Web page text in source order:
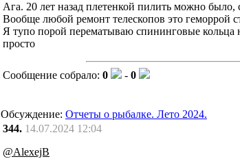
Ага. 20 лет назад плетенкой пилить можно было,
Вообще любой ремонт телескопов это геморрой
Я тупо порой перематываю спининговые кольца
просто
Сообщение собрало: 0 - 0
Обсуждение: Отчеты о рыбалке. Лето 2024.
344. 14.07.2024 12:04
@AlexejB